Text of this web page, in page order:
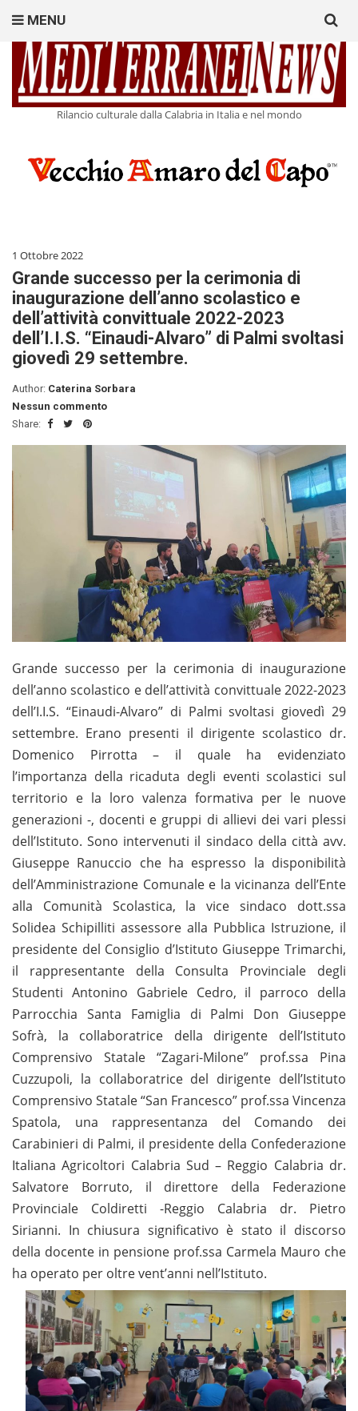
Rilancio culturale dalla Calabria in Italia e nel mondo
MENU
for:
1 Ottobre 2022
Grande successo per la cerimonia di
inaugurazione dell’anno scolastico e
dell’attività convittuale 2022-2023
dell’I.I.S. “Einaudi-Alvaro” di Palmi svoltasi
giovedì 29 settembre.
Author: Caterina Sorbara
Nessun commento
Share:
Grande successo per la cerimonia di inaugurazione
dell’anno scolastico e dell’attività convittuale 2022-2023
dell’I.I.S. “Einaudi-Alvaro” di Palmi svoltasi giovedì 29
settembre. Erano presenti il dirigente scolastico dr.
Domenico Pirrotta – il quale ha evidenziato
l’importanza della ricaduta degli eventi scolastici sul
territorio e la loro valenza formativa per le nuove
generazioni -, docenti e gruppi di allievi dei vari plessi
dell’Istituto. Sono intervenuti il sindaco della città avv.
Giuseppe Ranuccio che ha espresso la disponibilità
dell’Amministrazione Comunale e la vicinanza dell’Ente
alla Comunità Scolastica, la vice sindaco dott.ssa
Solidea Schipilliti assessore alla Pubblica Istruzione, il
presidente del Consiglio d’Istituto Giuseppe Trimarchi,
il rappresentante della Consulta Provinciale degli
Studenti Antonino Gabriele Cedro, il parroco della
Parrocchia Santa Famiglia di Palmi Don Giuseppe
Sofrà, la collaboratrice della dirigente dell’Istituto
Comprensivo Statale “Zagari-Milone” prof.ssa Pina
Cuzzupoli, la collaboratrice del dirigente dell’Istituto
Comprensivo Statale “San Francesco” prof.ssa Vincenza
Spatola, una rappresentanza del Comando dei
Carabinieri di Palmi, il presidente della Confederazione
Italiana Agricoltori Calabria Sud – Reggio Calabria dr.
Salvatore Borruto, il direttore della Federazione
Provinciale Coldiretti -Reggio Calabria dr. Pietro
Sirianni. In chiusura significativo è stato il discorso
della docente in pensione prof.ssa Carmela Mauro che
ha operato per oltre vent’anni nell’Istituto.